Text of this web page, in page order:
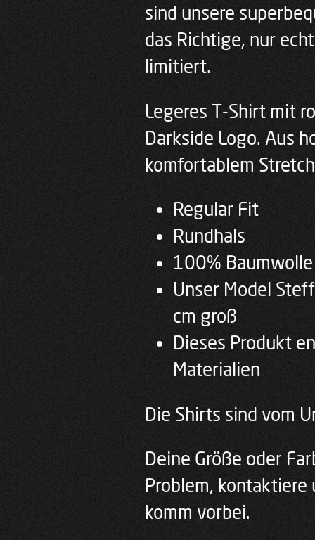
sind unsere
das Richtige, nur
limitiert.
Legeres T-Shirt mit
Darkside Logo. Aus
komfortablem
Regular Fit
Rundhals
100% Baumwolle
Unser Model
cm groß
Dieses Produkt
Materialien
Die Shirts sind vom
Deine Größe oder
Problem,
komm vorbei.